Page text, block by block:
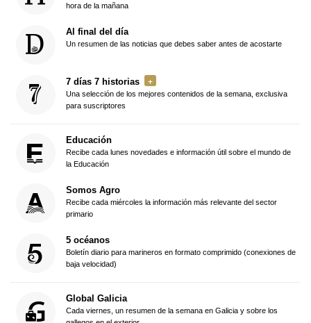
hora de la mañana
Al final del día
Un resumen de las noticias que debes saber antes de acostarte
7 días 7 historias
Una selección de los mejores contenidos de la semana, exclusiva
para suscriptores
Educación
Recibe cada lunes novedades e información útil sobre el mundo de
la Educación
Somos Agro
Recibe cada miércoles la información más relevante del sector
primario
5 océanos
Boletín diario para marineros en formato comprimido (conexiones de
baja velocidad)
Global Galicia
Cada viernes, un resumen de la semana en Galicia y sobre los